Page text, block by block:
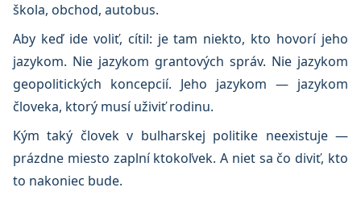
škola, obchod, autobus.
Aby keď ide voliť, cítil: je tam niekto, kto hovorí jeho
jazykom. Nie jazykom grantových správ. Nie jazykom
geopolitických koncepcií. Jeho jazykom — jazykom
človeka, ktorý musí uživiť rodinu.
Kým taký človek v bulharskej politike neexistuje —
prázdne miesto zaplní ktokoľvek. A niet sa čo diviť, kto
to nakoniec bude.